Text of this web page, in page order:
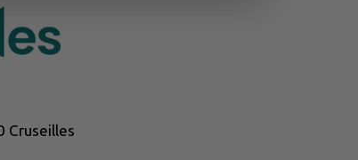
Cruseilles